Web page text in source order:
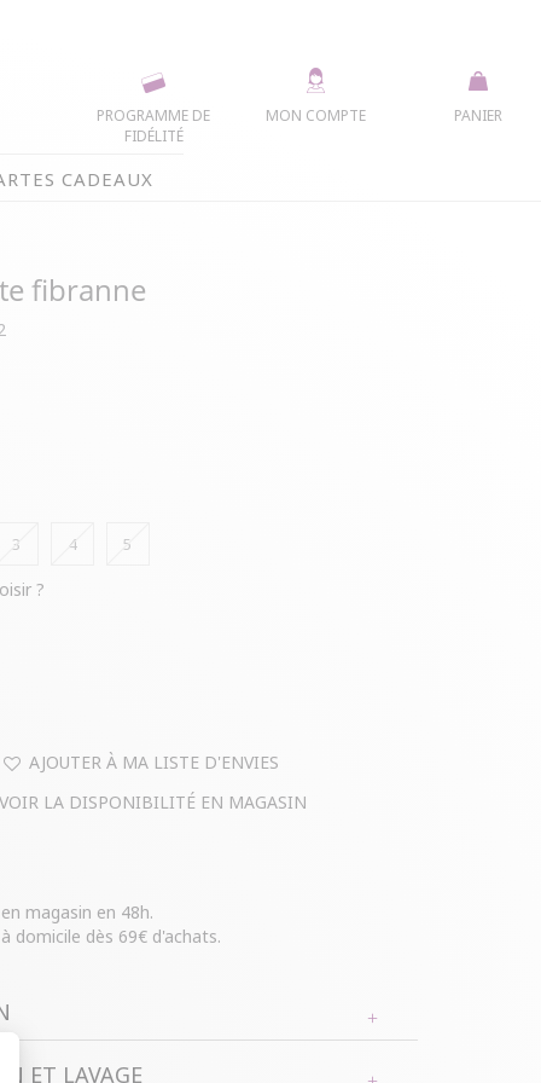
PANIER
MON COMPTE
PROGRAMME DE
FIDÉLITÉ
CADEAUX
fibranne
3 4 5
?
AJOUTER À MA LISTE D'ENVIES
VOIR LA DISPONIBILITÉ EN MAGASIN
magasin en 48h.
domicile dès 69€ d'achats.
ET LAVAGE